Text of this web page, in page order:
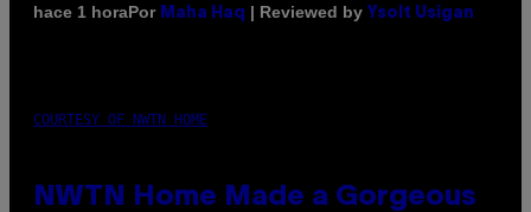
hace 1 horaPor Maha Haq | Reviewed by Ysolt Usigan
COURTESY OF NWTN HOME
NWTN Home Made a Gorgeous